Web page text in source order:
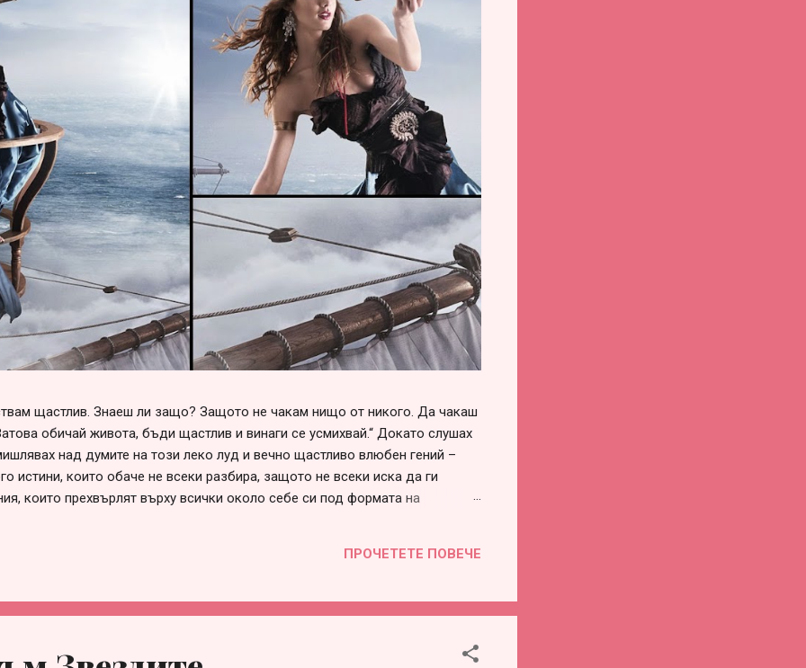
щастлив. Знаеш ли защо? Защото не чакам нищо от никого. Да чакаш
обичай живота, бъди щастлив и винаги се усмихвай.“ Докато слушах
над думите на този леко луд и вечно щастливо влюбен гений –
истини, които обаче не всеки разбира, защото не всеки иска да ги
които прехвърлят върху всички около себе си под формата на
сърцето си. Така или иначе, болка във взаимоотношенията винаги има –
различна призма и личностна мотивация, за която няма своевременна
проста – когато един човек не събира смелост да заяви се...
ПРОЧЕТЕТЕ ПОВЕЧЕ